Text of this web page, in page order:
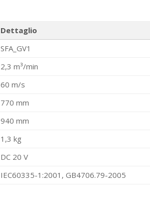
Dettaglio
SFA_GV1
2,3 m³/min
60 m/s
770 mm
940 mm
1,3 kg
DC 20 V
IEC60335-1:2001, GB4706.79-2005